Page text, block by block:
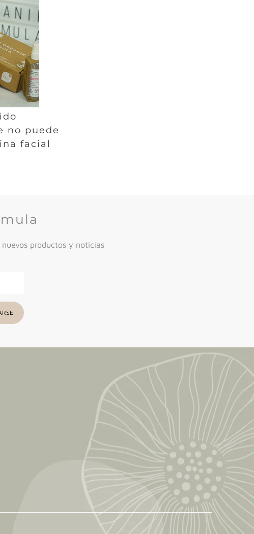
no puede
facial
productos y noticias